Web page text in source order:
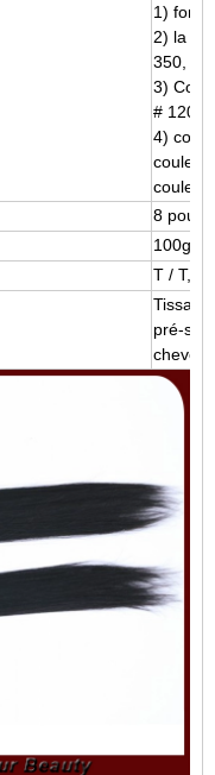
1)
2) la
350, #
3)
# 120
4)
8
100g /
T / T,
pré-